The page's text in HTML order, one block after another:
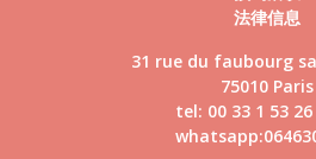
法律信息
31 rue du faubourg
75010 Paris
tel: 00 33 1 53 26